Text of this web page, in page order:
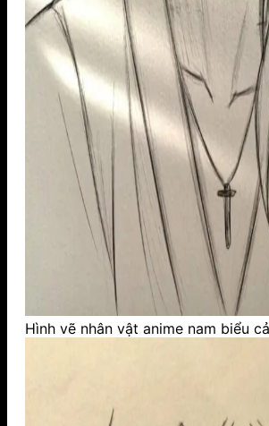
Hình vẽ nhân vật anime nam biểu